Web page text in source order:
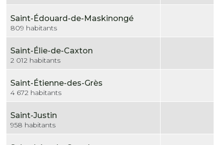
Saint-Édouard-de-Maskinongé
809 habitants
Saint-Élie-de-Caxton
2 012 habitants
Saint-Étienne-des-Grès
4 672 habitants
Saint-Justin
958 habitants